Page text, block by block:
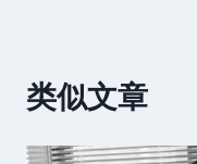
类似文章